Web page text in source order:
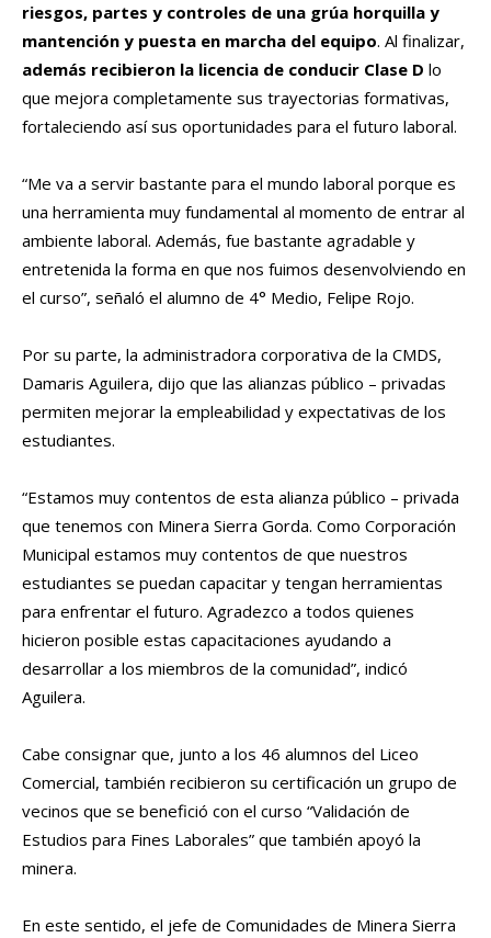
riesgos, partes y controles de una grúa horquilla y
mantención y puesta en marcha del equipo. Al finalizar,
además recibieron la licencia de conducir Clase D lo
que mejora completamente sus trayectorias formativas,
fortaleciendo así sus oportunidades para el futuro laboral.
“Me va a servir bastante para el mundo laboral porque es
una herramienta muy fundamental al momento de entrar al
ambiente laboral. Además, fue bastante agradable y
entretenida la forma en que nos fuimos desenvolviendo en
el curso”, señaló el alumno de 4° Medio, Felipe Rojo.
Por su parte, la administradora corporativa de la CMDS,
Damaris Aguilera, dijo que las alianzas público – privadas
permiten mejorar la empleabilidad y expectativas de los
estudiantes.
“Estamos muy contentos de esta alianza público – privada
que tenemos con Minera Sierra Gorda. Como Corporación
Municipal estamos muy contentos de que nuestros
estudiantes se puedan capacitar y tengan herramientas
para enfrentar el futuro. Agradezco a todos quienes
hicieron posible estas capacitaciones ayudando a
desarrollar a los miembros de la comunidad”, indicó
Aguilera.
Cabe consignar que, junto a los 46 alumnos del Liceo
Comercial, también recibieron su certificación un grupo de
vecinos que se benefició con el curso “Validación de
Estudios para Fines Laborales” que también apoyó la
minera.
En este sentido, el jefe de Comunidades de Minera Sierra